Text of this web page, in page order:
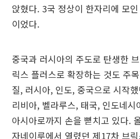
앉혔다. 3국 정상이 한자리에 모
이었다.
중국과 러시아의 주도로 탄생한
릭스 플러스로 확장하는 것도 주
질, 러시아, 인도, 중국으로 시작
리비아, 벨라루스, 태국, 인도네시
아시아로까지 손을 뻗치고 있다.
자네이루에서 열렸던 제17차 브